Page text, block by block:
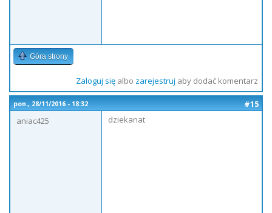
Góra strony
Zaloguj sięalbo zarejestruj aby dodać komentarz
pon., 28/11/2016 - 18:32
#15
aniac425
dziekanat